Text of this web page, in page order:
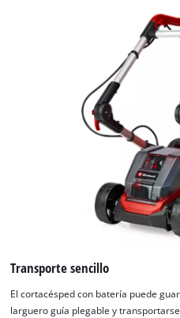
cargar el
Transporte sencillo
El cortacésped con batería puede
larguero guía plegable y